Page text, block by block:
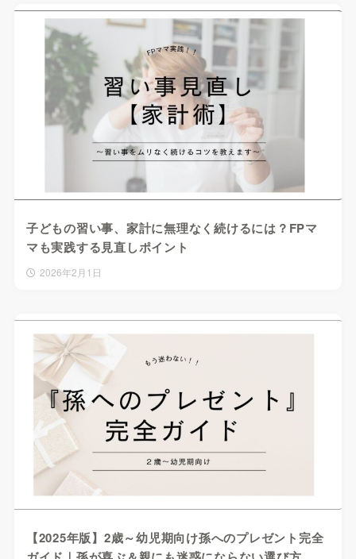
子どもの習い事、家計に無理なく続けるには？FPマ
マも実践する見直しポイント
2026年2月1日
【2025年版】2歳～幼児期向け孫へのプレゼント完全